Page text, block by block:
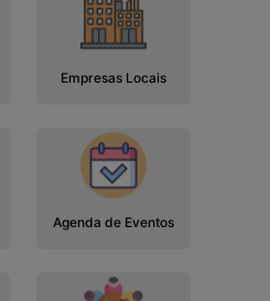
Empresas Locais
Agenda de Eventos